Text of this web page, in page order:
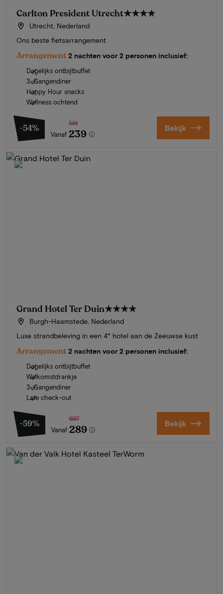
Carlton President Utrecht★★★★
Utrecht, Nederland
Ons beste fietsarrangement
Arrangement 2 nachten voor 2 personen inclusief:
Dagelijks ontbijtbuffet
3-Gangendiner
Happy Hour snacks
Wellness ochtend
-54%
Vanaf
519
239 Bekijk
Grand Hotel Ter Duin★★★★
Burgh-Haamstede, Nederland
Luxe strandbeleving in een 4* hotel aan de Zeeuwse kust
Arrangement 2 nachten voor 2 personen inclusief:
Dagelijks ontbijtbuffet
Welkomstdrankje
3-Gangendiner
Late check-out
-59%
Vanaf
697
289 Bekijk